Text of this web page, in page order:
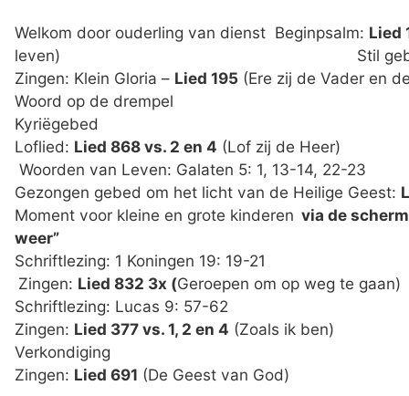
Welkom door ouderling van dienst Beginpsalm: Lied
leven) Stil gebed
Zingen: Klein Gloria – Lied 195 (Ere zij
Woord op
Loflied: Lied 868 vs. 2 en 4 (Lof
Woorden van Leven:
Gezongen gebed om het licht van de Heilige Geest:
Moment voor kleine en grote kinderen via de
weer”
Schriftlezing: 1 Koningen 19: 19-21
Zingen: Lied 832 3x (Geroepen
Schriftlezing: Lucas 9: 57-62
Zingen: Lied 377 vs. 1, 2 en 4 (Zoals ik ben)
Verkondiging
Zingen: Lied 691 (De Geest van God)